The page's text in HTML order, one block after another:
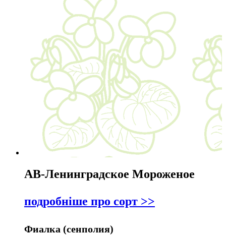
АВ-Ленинградское Мороженое
подробніше про сорт >>
Фиалка (сенполия)